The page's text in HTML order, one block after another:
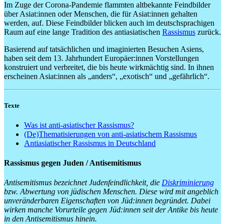
Im Zuge der Corona-Pandemie flammten altbekannte Feindbilder
über Asiat:innen oder Menschen, die für Asiat:innen gehalten
werden, auf. Diese Feindbilder blicken auch im deutschsprachigen
Raum auf eine lange Tradition des antiasiatischen Rassismus zurück.
Basierend auf tatsächlichen und imaginierten Besuchen Asiens,
haben seit dem 13. Jahrhundert Europäer:innen Vorstellungen
konstruiert und verbreitet, die bis heute wirkmächtig sind. In ihnen
erscheinen Asiat:innen als „anders“, „exotisch“ und „gefährlich“.
Texte
Was ist anti-asiatischer Rassismus?
(De)Thematisierungen von anti-asiatischem Rassismus
Antiasiatischer Rassismus in Deutschland
Rassismus gegen Juden / Antisemitismus
Antisemitismus bezeichnet Judenfeindlichkeit, die Diskriminierung
bzw. Abwertung von jüdischen Menschen. Diese wird mit angeblich
unveränderbaren Eigenschaften von Jüd:innen begründet. Dabei
wirken manche Vorurteile gegen Jüd:innen seit der Antike bis heute
in den Antisemitismus hinein.